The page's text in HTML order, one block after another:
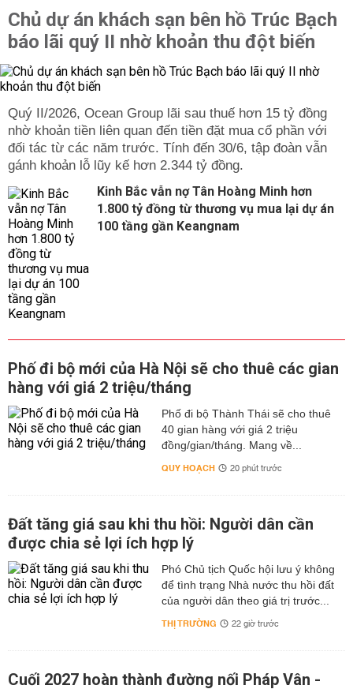
Chủ dự án khách sạn bên hồ Trúc Bạch
báo lãi quý II nhờ khoản thu đột biến
Quý II/2026, Ocean Group lãi sau thuế hơn 15 tỷ đồng
nhờ khoản tiền liên quan đến tiền đặt mua cổ phần với
đối tác từ các năm trước. Tính đến 30/6, tập đoàn vẫn
gánh khoản lỗ lũy kế hơn 2.344 tỷ đồng.
Kinh Bắc vẫn nợ Tân Hoàng Minh hơn
1.800 tỷ đồng từ thương vụ mua lại dự án
100 tầng gần Keangnam
Phố đi bộ mới của Hà Nội sẽ cho thuê các gian
hàng với giá 2 triệu/tháng
Phố đi bộ Thành Thái sẽ cho thuê
40 gian hàng với giá 2 triệu
đồng/gian/tháng. Mang về...
QUY HOẠCH 20 phút trước
Đất tăng giá sau khi thu hồi: Người dân cần
được chia sẻ lợi ích hợp lý
Phó Chủ tịch Quốc hội lưu ý không
để tình trạng Nhà nước thu hồi đất
của người dân theo giá trị trước...
THỊ TRƯỜNG 22 giờ trước
Cuối 2027 hoàn thành đường nối Pháp Vân -